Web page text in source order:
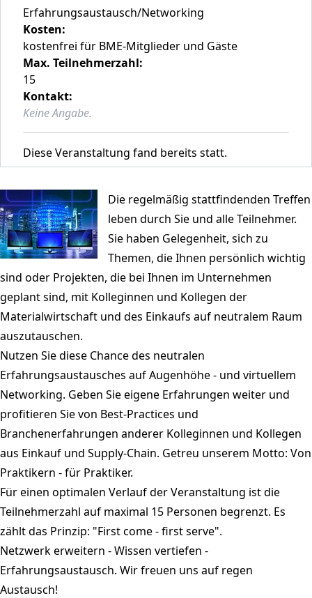
Erfahrungsaustausch/Networking
Kosten:
kostenfrei für BME-Mitglieder und Gäste
Max. Teilnehmerzahl:
15
Kontakt:
Keine Angabe.
Diese Veranstaltung fand bereits statt.
Die regelmäßig stattfindenden Treffen
leben durch Sie und alle Teilnehmer.
Sie haben Gelegenheit, sich zu
Themen, die Ihnen persönlich wichtig
sind oder Projekten, die bei Ihnen im Unternehmen
geplant sind, mit Kolleginnen und Kollegen der
Materialwirtschaft und des Einkaufs auf neutralem Raum
auszutauschen.
Nutzen Sie diese Chance des neutralen
Erfahrungsaustausches auf Augenhöhe - und virtuellem
Networking. Geben Sie eigene Erfahrungen weiter und
profitieren Sie von Best-Practices und
Branchenerfahrungen anderer Kolleginnen und Kollegen
aus Einkauf und Supply-Chain. Getreu unserem Motto: Von
Praktikern - für Praktiker.
Für einen optimalen Verlauf der Veranstaltung ist die
Teilnehmerzahl auf maximal 15 Personen begrenzt. Es
zählt das Prinzip: "First come - first serve".
Netzwerk erweitern - Wissen vertiefen -
Erfahrungsaustausch. Wir freuen uns auf regen
Austausch!